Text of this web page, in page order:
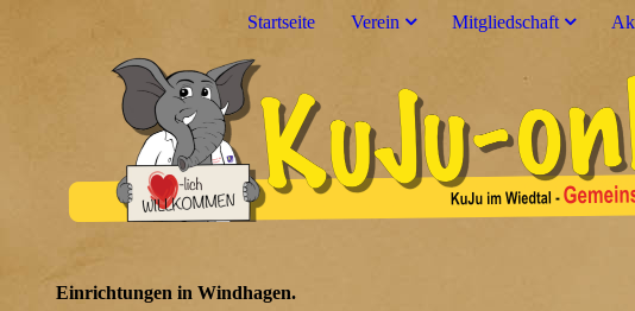
Startseite Verein Mitgliedschaft
Einrichtungen in Windhagen.